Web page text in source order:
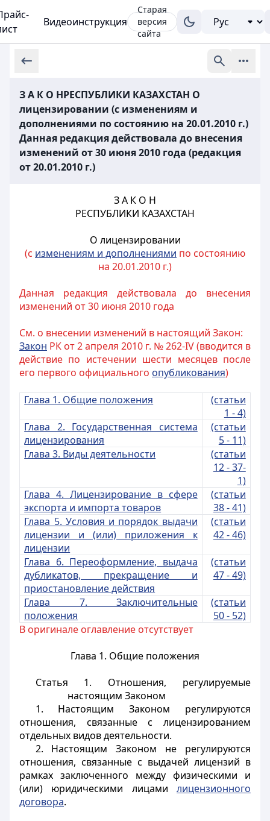
Видеоинструкция
Старая
версия
сайта
З А К О НРЕСПУБЛИКИ КАЗАХСТАН О
лицензировании (с изменениям и
дополнениями по состоянию на 20.01.2010 г.)
Данная редакция действовала до внесения
изменений от 30 июня 2010 года (редакция
от 20.01.2010 г.)
З А К О Н
РЕСПУБЛИКИ КАЗАХСТАН
О лицензировании
(с изменениям и дополнениями по состоянию
на 20.01.2010 г.)
Данная редакция действовала до внесения
изменений от 30 июня 2010 года
См. о внесении изменений в настоящий Закон:
Закон РК от 2 апреля 2010 г. № 262-IV (вводится в
действие по истечении шести месяцев после
его первого официального опубликования)
Глава 1. Общие положения
(статьи
1 - 4)
Глава 2. Государственная система
лицензирования
(статьи
5 - 11)
Глава 3. Виды деятельности
(статьи
12 - 37-
1)
Глава 4. Лицензирование в сфере
экспорта и импорта товаров
(статьи
38 - 41)
Глава 5. Условия и порядок выдачи
лицензии и (или) приложения к
лицензии
(статьи
42 - 46)
Глава 6. Переоформление, выдача
дубликатов, прекращение и
приостановление действия
(статьи
47 - 49)
Глава 7. Заключительные
положения
(статьи
50 - 52)
В оригинале оглавление отсутствует
Глава 1. Общие положения
Статья 1. Отношения, регулируемые
настоящим Законом
1. Настоящим Законом регулируются
отношения, связанные с лицензированием
отдельных видов деятельности.
2. Настоящим Законом не регулируются
отношения, связанные с выдачей лицензий в
рамках заключенного между физическими и
(или) юридическими лицами лицензионного
договора.